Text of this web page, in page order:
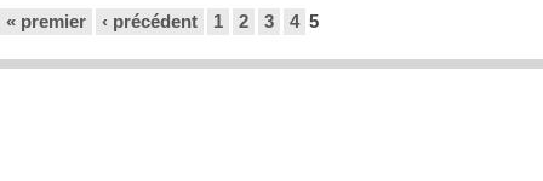
« premier ‹ précédent 1 2 3 4 5